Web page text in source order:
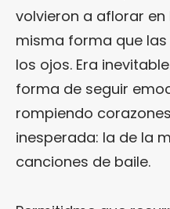
volvieron a aflorar
misma forma que
los ojos. Era
forma de seguir
rompiendo
inesperada: la de la
canciones de baile.